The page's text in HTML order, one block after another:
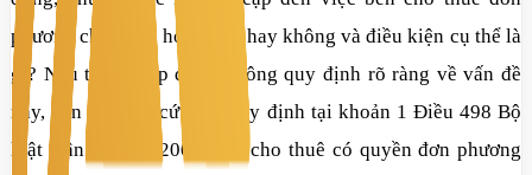
phương chấm dứt hợp đồng hay không và điều kiện cụ thể là
gì? Nếu trong hợp đồng không quy định rõ ràng về vấn đề
này, bạn cần căn cứ theo quy định tại khoản 1 Điều 498 Bộ
luật Dân sự năm 2005, bên cho thuê có quyền đơn phương